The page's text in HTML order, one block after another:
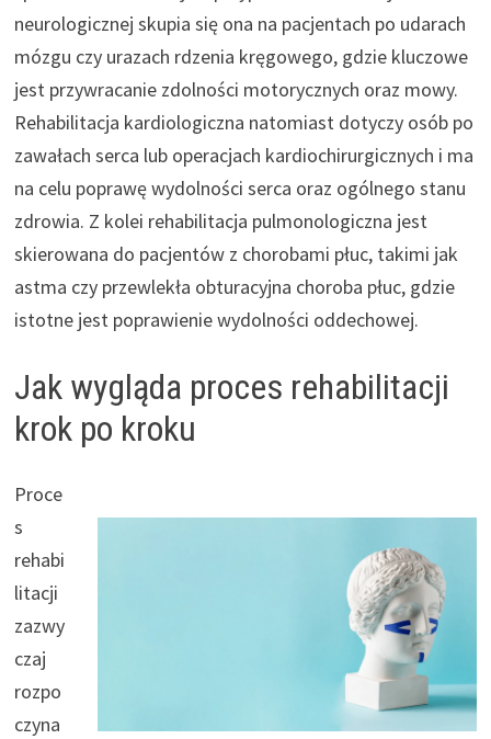
neurologicznej skupia się ona na pacjentach po udarach
mózgu czy urazach rdzenia kręgowego, gdzie kluczowe
jest przywracanie zdolności motorycznych oraz mowy.
Rehabilitacja kardiologiczna natomiast dotyczy osób po
zawałach serca lub operacjach kardiochirurgicznych i ma
na celu poprawę wydolności serca oraz ogólnego stanu
zdrowia. Z kolei rehabilitacja pulmonologiczna jest
skierowana do pacjentów z chorobami płuc, takimi jak
astma czy przewlekła obturacyjna choroba płuc, gdzie
istotne jest poprawienie wydolności oddechowej.
Jak wygląda proces rehabilitacji
krok po kroku
Proce
s
rehabi
litacji
zazwy
czaj
rozpo
czyna